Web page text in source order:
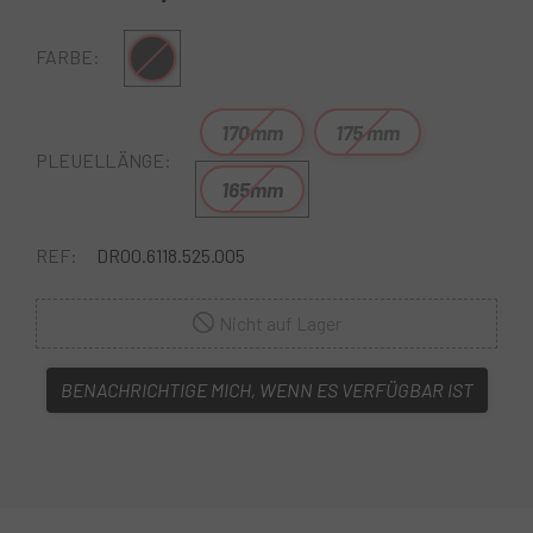
FARBE: Schwarz
PLEUELLÄNGE:
170mm 175 mm
165mm
REF: DR00.6118.525.005
BENACHRICHTIGE MICH, WENN ES VERFÜGBAR IST